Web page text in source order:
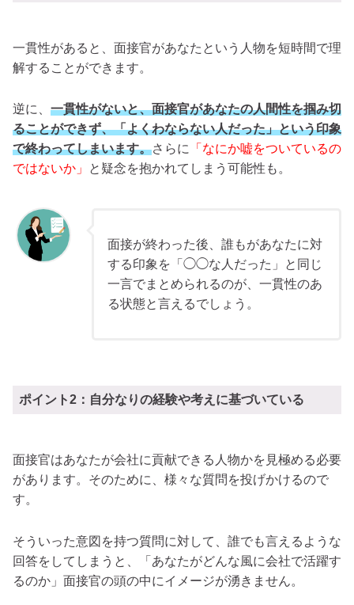
一貫性があると、面接官があなたという人物を短時間で理
解することができます。
逆に、 一貫性がないと、面接官があなたの人間性を掴み切
ることができず、「よくわならない人だった」という印象
で終わってしまいます。さらに 「なにか嘘をついているの
ではないか」
と疑念を抱かれてしまう可能性も。
面接が終わった後、誰もがあなたに対
する印象を「◯◯な人だった」と同じ
一言でまとめられるのが、一貫性のあ
る状態と言えるでしょう。
ポイント2：自分なりの経験や考えに基づいている
面接官はあなたが会社に貢献できる人物かを見極める必要
があります。そのために、様々な質問を投げかけるので
す。
そういった意図を持つ質問に対して、誰でも言えるような
回答をしてしまうと、「あなたがどんな風に会社で活躍す
るのか」面接官の頭の中にイメージが湧きません。